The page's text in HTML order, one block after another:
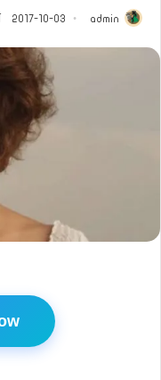
admin
2017-10-03